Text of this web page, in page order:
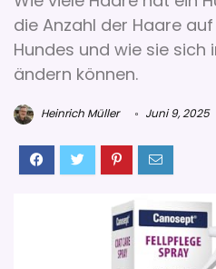
die Anzahl der Haare
Hundes und wie sie sich
ändern können.
Heinrich Müller Juni 9, 2025